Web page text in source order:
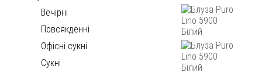
Вечірні
Повсякденні
Офісні сукні
Сукні